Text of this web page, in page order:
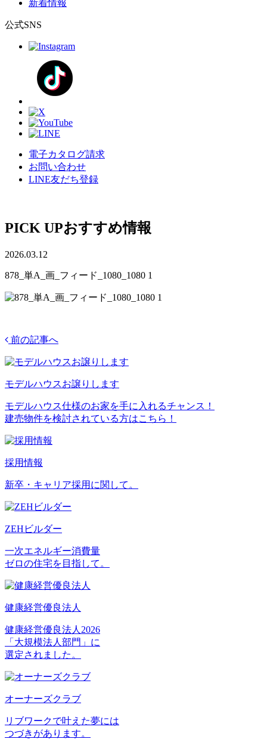
新着情報
公式SNS
電子カタログ請求
お問い合わせ
LINE友だち登録
PICK UPおすすめ情報
2026.03.12
878_単A_画_フィード_1080_1080 1
前の記事へ
モデルハウスお譲りします
モデルハウス仕様のお家を手に入れるチャンス！
建売物件を検討されている方はこちら！
採用情報
新卒・キャリア採用に関して。
ZEHビルダー
一次エネルギー消費量
ゼロの住宅を目指して。
健康経営優良法人
健康経営優良法人2026
「大規模法人部門」に
選定されました。
オーナーズクラブ
リブワークで叶えた夢には
つづきがあります。